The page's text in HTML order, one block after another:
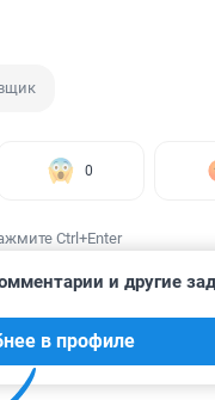
0
Ctrl+Enter
и другие
в профиле